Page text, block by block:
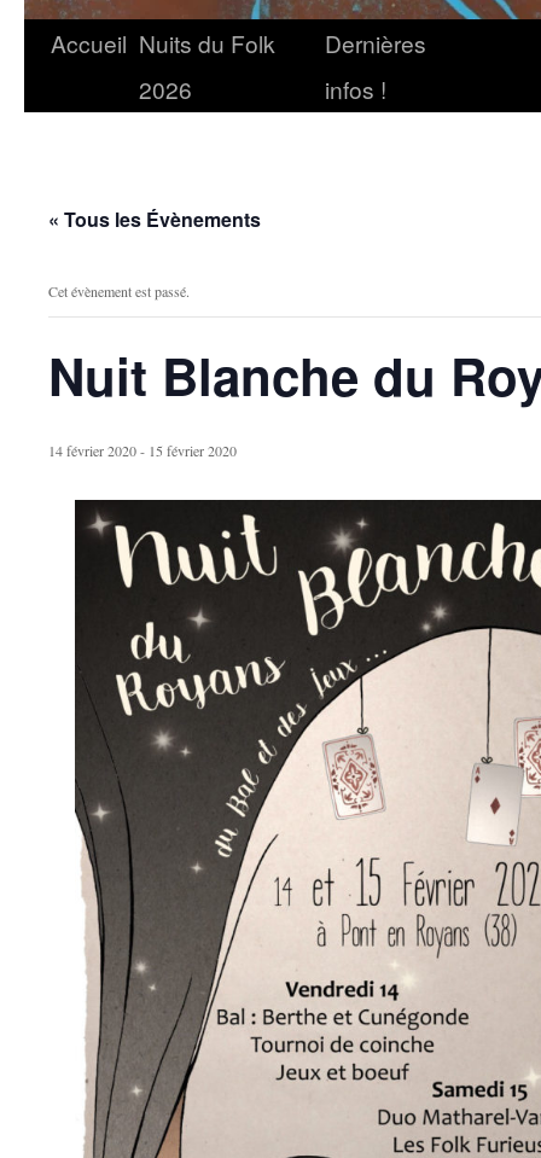
Accueil Nuits du Folk
2026
Dernières
infos !
« Tous les Évènements
Cet évènement est passé.
Nuit Blanche du
14 février 2020- 15 février 2020